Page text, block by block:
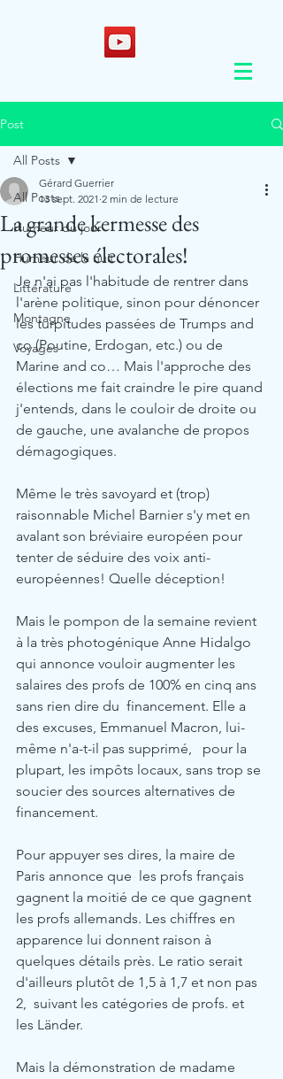
Post
All Posts
Humeur du jour
Humeur de la nuit
Littérature
Montagne
Voyages
All Posts
La grande kermesse des
promesses électorales!
Gérard Guerrier
13 sept. 2021 2 min de lecture
Je n'ai pas l'habitude de rentrer dans
l'arène politique, sinon pour dénoncer
les turpitudes passées de Trumps and
co (Poutine, Erdogan, etc.) ou de
Marine and co… Mais l'approche des
élections me fait craindre le pire quand
j'entends, dans le couloir de droite ou
de gauche, une avalanche de propos
démagogiques.
Même le très savoyard et (trop)
raisonnable Michel Barnier s'y met en
avalant son bréviaire européen pour
tenter de séduire des voix anti-
européennes! Quelle déception!
Mais le pompon de la semaine revient
à la très photogénique Anne Hidalgo
qui annonce vouloir augmenter les
salaires des profs de 100% en cinq ans
sans rien dire du  financement. Elle a
des excuses, Emmanuel Macron, lui-
même n'a-t-il pas supprimé,   pour la
plupart, les impôts locaux, sans trop se
soucier des sources alternatives de
financement.
Pour appuyer ses dires, la maire de
Paris annonce que  les profs français
gagnent la moitié de ce que gagnent
les profs allemands. Les chiffres en
apparence lui donnent raison à
quelques détails près. Le ratio serait
d'ailleurs plutôt de 1,5 à 1,7 et non pas
2,  suivant les catégories de profs. et
les Länder.
Mais la démonstration de madame